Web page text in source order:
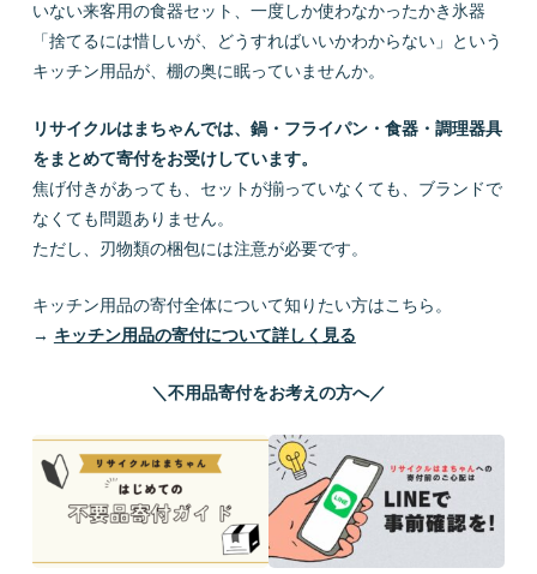
いない来客用の食器セット、一度しか使わなかったかき氷器
「捨てるには惜しいが、どうすればいいかわからない」という
キッチン用品が、棚の奥に眠っていませんか。
リサイクルはまちゃんでは、鍋・フライパン・食器・調理器具
をまとめて寄付をお受けしています。
焦げ付きがあっても、セットが揃っていなくても、ブランドで
なくても問題ありません。
ただし、刃物類の梱包には注意が必要です。
キッチン用品の寄付全体について知りたい方はこちら。
→ キッチン用品の寄付について詳しく見る
＼不用品寄付をお考えの方へ／